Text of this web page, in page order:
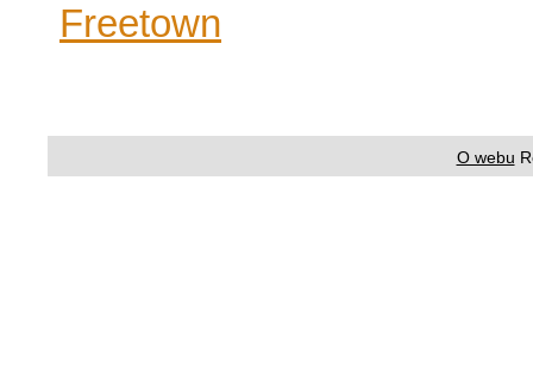
Freetown
O webu